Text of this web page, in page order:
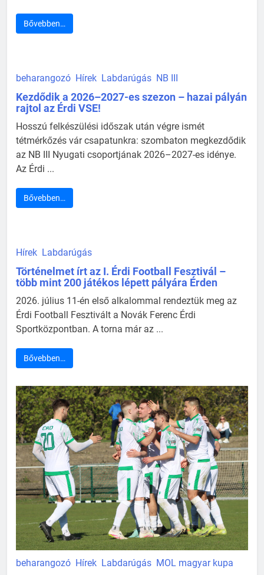
Bővebben…
beharangozó Hírek Labdarúgás NB III
Kezdődik a 2026–2027-es szezon – hazai pályán
rajtol az Érdi VSE!
Hosszú felkészülési időszak után végre ismét
tétmérkőzés vár csapatunkra: szombaton megkezdődik
az NB III Nyugati csoportjának 2026–2027-es idénye.
Az Érdi ...
Bővebben…
Hírek Labdarúgás
Történelmet írt az I. Érdi Football Fesztivál –
több mint 200 játékos lépett pályára Érden
2026. július 11-én első alkalommal rendeztük meg az
Érdi Football Fesztivált a Novák Ferenc Érdi
Sportközpontban. A torna már az ...
Bővebben…
beharangozó Hírek Labdarúgás MOL magyar kupa